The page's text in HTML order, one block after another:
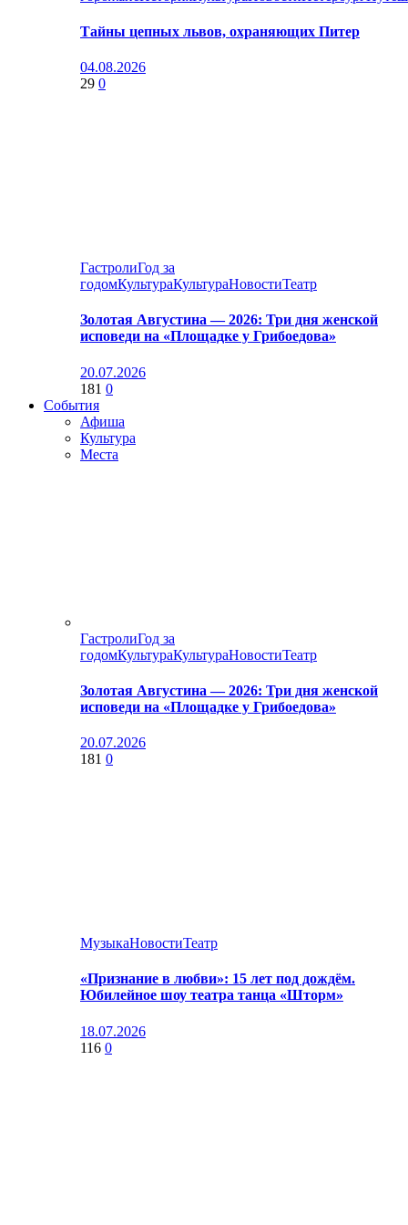
Тайны цепных львов, охраняющих Питер
04.08.2026
29 0
ГастролиГод за
годомКультураКультураНовостиТеатр
Золотая Августина — 2026: Три дня женской
исповеди на «Площадке у Грибоедова»
20.07.2026
181 0
События
Афиша
Культура
Места
ГастролиГод за
годомКультураКультураНовостиТеатр
Золотая Августина — 2026: Три дня женской
исповеди на «Площадке у Грибоедова»
20.07.2026
181 0
МузыкаНовостиТеатр
«Признание в любви»: 15 лет под дождём.
Юбилейное шоу театра танца «Шторм»
18.07.2026
116 0